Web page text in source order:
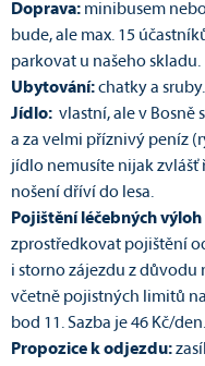
Doprava: minibusem
bude, ale max. 15
parkovat u našeho skladu.
Ubytování:chatky a sruby.
Jídlo: vlastní, ale v Bosně
a za velmi příznivý peníz
jídlo nemusíte nijak zvlášť
nošení dříví do lesa.
Pojištění léčebných
zprostředkovat pojištění
i storno zájezdu z
včetně pojistných limitů
bod 11. Sazba je 46 Kč/den.
Propozice k odjezdu: